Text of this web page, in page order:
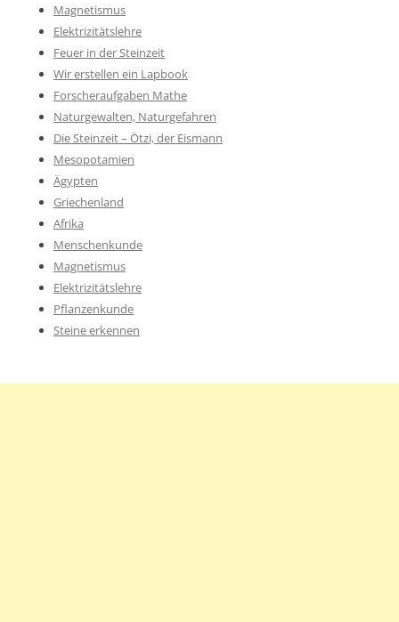
Magnetismus
Elektrizitätslehre
Feuer in der Steinzeit
Wir erstellen ein Lapbook
Forscheraufgaben Mathe
Naturgewalten, Naturgefahren
Die Steinzeit – Ötzi, der Eismann
Mesopotamien
Ägypten
Griechenland
Afrika
Menschenkunde
Magnetismus
Elektrizitätslehre
Pflanzenkunde
Steine erkennen